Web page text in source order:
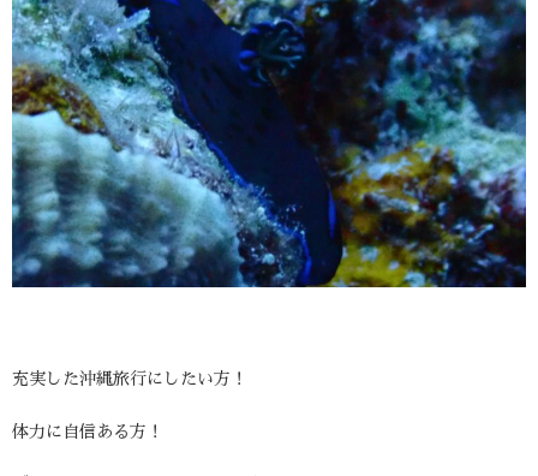
充実した沖縄旅行にしたい方！
体力に自信ある方！